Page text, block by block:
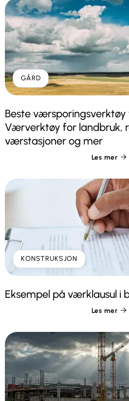
GÅRD
Beste værsporingsverktøy
Værverktøy for landbruk,
værstasjoner og mer
Les mer 
KONSTRUKSJON
Eksempel på værklausul i
Les mer 